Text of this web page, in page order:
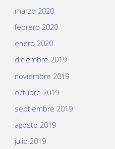
marzo 2020
febrero 2020
enero 2020
diciembre 2019
noviembre 2019
octubre 2019
septiembre 2019
agosto 2019
julio 2019